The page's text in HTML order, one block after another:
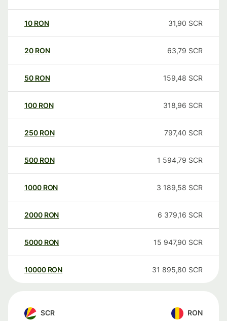
10 RON 31,90 SCR
20 RON 63,79 SCR
50 RON 159,48 SCR
100 RON 318,96 SCR
250 RON 797,40 SCR
500 RON 1 594,79 SCR
1000 RON 3 189,58 SCR
2000 RON 6 379,16 SCR
5000 RON 15 947,90 SCR
10000 RON 31 895,80 SCR
SCR RON